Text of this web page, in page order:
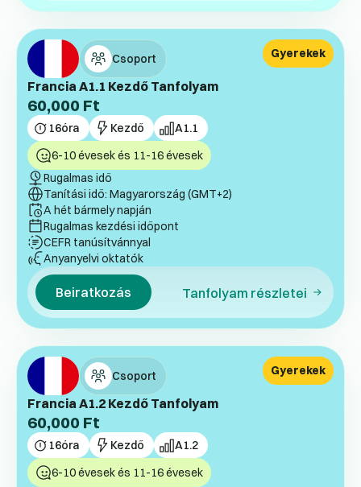
Csoport
Francia A1.1 Kezdő Tanfolyam
60,000 Ft
16óra Kezdő A1.1
Gyerekek
6-10 évesek és 11-16 évesek
Rugalmas idő
Tanítási idő: Magyarország (GMT+2)
A hét bármely napján
Rugalmas kezdési időpont
CEFR tanúsítvánnyal
Anyanyelvi oktatók
Beiratkozás Tanfolyam részletei
Csoport
Francia A1.2 Kezdő Tanfolyam
60,000 Ft
16óra Kezdő A1.2
Gyerekek
6-10 évesek és 11-16 évesek